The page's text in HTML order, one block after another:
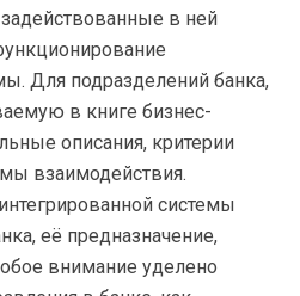
в ней
Для подразделений банка,
в книге бизнес-
описания, критерии
взаимодействия.
системы
её предназначение,
внимание уделено